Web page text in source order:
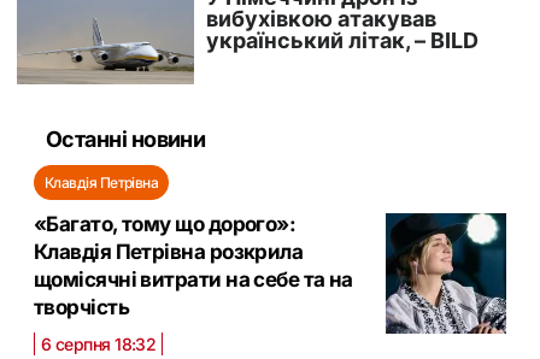
Останні новини
Клавдія Петрівна
«Багато, тому що дорого»:
Клавдія Петрівна розкрила
щомісячні витрати на себе та на
творчість
6 серпня 18:32